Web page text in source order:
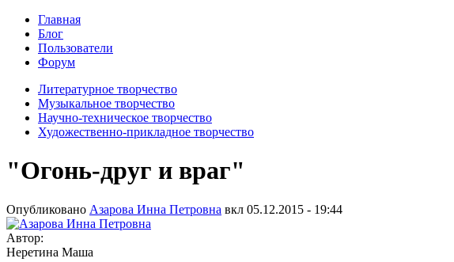
Главная
Блог
Пользователи
Форум
Литературное творчество
Музыкальное творчество
Научно-техническое творчество
Художественно-прикладное творчество
"Огонь-друг и враг"
Опубликовано Азарова Инна Петровна вкл 05.12.2015 - 19:44
Автор:
Неретина Маша